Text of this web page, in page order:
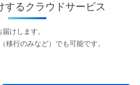
するクラウドサービス
けします。
移行のみなど）でも可能です。